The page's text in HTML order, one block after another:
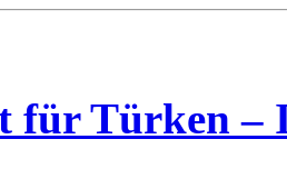
für Türken –